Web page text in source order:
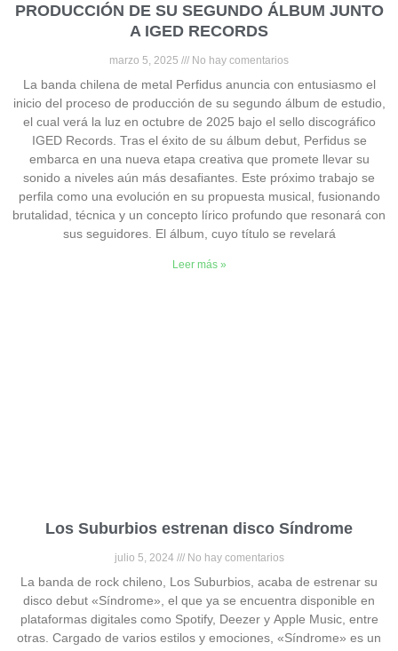
PRODUCCIÓN DE SU SEGUNDO ÁLBUM JUNTO
A IGED RECORDS
marzo 5, 2025 No hay comentarios
La banda chilena de metal Perfidus anuncia con entusiasmo el
inicio del proceso de producción de su segundo álbum de estudio,
el cual verá la luz en octubre de 2025 bajo el sello discográfico
IGED Records. Tras el éxito de su álbum debut, Perfidus se
embarca en una nueva etapa creativa que promete llevar su
sonido a niveles aún más desafiantes. Este próximo trabajo se
perfila como una evolución en su propuesta musical, fusionando
brutalidad, técnica y un concepto lírico profundo que resonará con
sus seguidores. El álbum, cuyo título se revelará
Leer más »
Los Suburbios estrenan disco Síndrome
julio 5, 2024 No hay comentarios
La banda de rock chileno, Los Suburbios, acaba de estrenar su
disco debut «Síndrome», el que ya se encuentra disponible en
plataformas digitales como Spotify, Deezer y Apple Music, entre
otras. Cargado de varios estilos y emociones, «Síndrome» es un